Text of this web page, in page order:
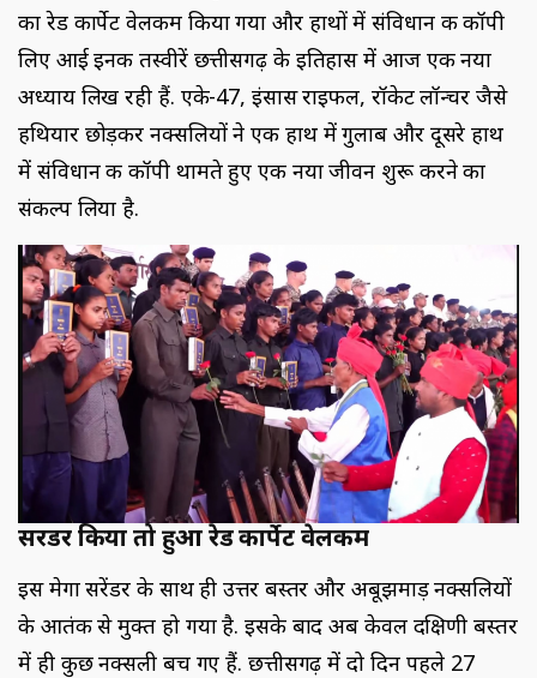
का रेड कार्पेट वेलकम किया गया और हाथों में संविधान की कॉपी
लिए आई इनकी तस्वीरें छत्तीसगढ़ के इतिहास में आज एक नया
अध्याय लिख रही हैं. एके-47, इंसास राइफल, रॉकेट लॉन्चर जैसे
हथियार छोड़कर नक्सलियों ने एक हाथ में गुलाब और दूसरे हाथ
में संविधान की कॉपी थामते हुए एक नया जीवन शुरू करने का
संकल्प लिया है.
सरेंडर किया तो हुआ रेड कार्पेट वेलकम
इस मेगा सरेंडर के साथ ही उत्तर बस्तर और अबूझमाड़ नक्सलियों
के आतंक से मुक्त हो गया है. इसके बाद अब केवल दक्षिणी बस्तर
में ही कुछ नक्सली बच गए हैं. छत्तीसगढ़ में दो दिन पहले 27